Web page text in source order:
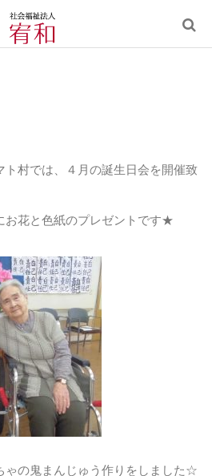
ト村では、４月の誕生日会を開催致
お花と色紙のプレゼントです★
ゃの鬼まんじゅう作りをしました☆